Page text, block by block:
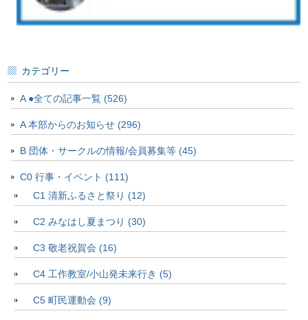
カテゴリー
A ●全ての記事一覧 (526)
A 本部からのお知らせ (296)
B 団体・サークルの情報/会員募集等 (45)
C0 行事・イベント (111)
C1 清新ふるさと祭り (12)
C2 みなはし夏まつり (30)
C3 敬老祝賀会 (16)
C4 工作教室/小山発未来行き (5)
C5 町民運動会 (9)